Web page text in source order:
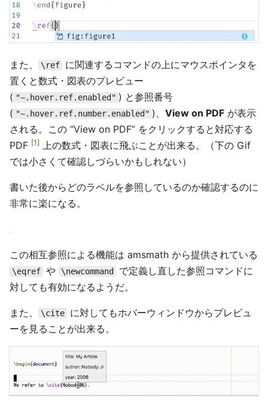
また、 \ref
に関連するコマンドの上にマウスポインタを
置くと数式・図表のプレビュー
( "~.hover.ref.enabled" ) と参照番号
( "~.hover.ref.number.enabled" )、 View on PDF が表示
される。この “View on PDF” をクリックすると対応する
PDF 1
上の数式・図表に飛ぶことが出来る。（下の Gif
では小さくて確認しづらいかもしれない）
書いた後からどのラベルを参照しているのか確認するのに
非常に楽になる。
この相互参照による機能は amsmath から提供されている
\eqref や \newcommand
で定義し直した参照コマンドに
対しても有効になるようだ。
また、 \cite
に対してもホバーウィンドウからプレビュ
ーを見ることが出来る。